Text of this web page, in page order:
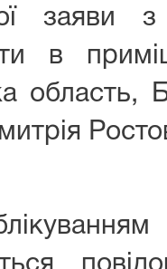
заяви
в
область,